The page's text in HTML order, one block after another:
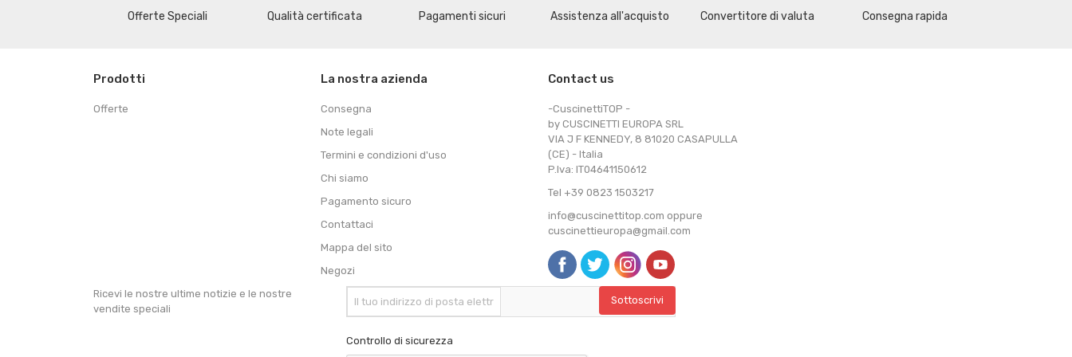
Offerte Speciali Qualità certificata Pagamenti sicuri Assistenza all'acquisto Convertitore di valuta Consegna rapida
Prodotti
Offerte
La nostra azienda
Consegna
Note legali
Termini e condizioni d'uso
Chi siamo
Pagamento sicuro
Contattaci
Mappa del sito
Negozi
Contact us
-CuscinettiTOP -
by CUSCINETTI EUROPA SRL
VIA J F KENNEDY, 8 81020 CASAPULLA
(CE) - Italia
P.Iva: IT04641150612
Tel +39 0823 1503217
info@cuscinettitop.com oppure
cuscinettieuropa@gmail.com
Ricevi le nostre ultime notizie e le nostre
vendite speciali
Controllo di sicurezza